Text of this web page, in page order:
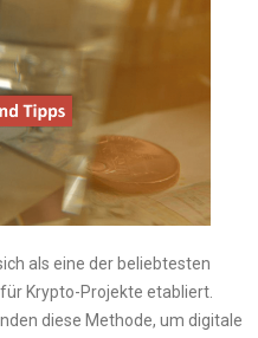
als eine der beliebtesten
Krypto-Projekte etabliert.
diese Methode, um digitale